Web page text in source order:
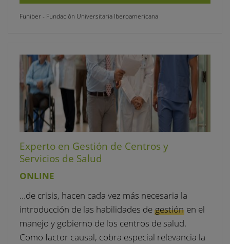
Funiber - Fundación Universitaria Iberoamericana
Experto en Gestión de Centros y
Servicios de Salud
ONLINE
…de crisis, hacen cada vez más necesaria la
introducción de las habilidades de gestiónen el
manejo y gobierno de los centros de salud.
Como factor causal, cobra especial relevancia la